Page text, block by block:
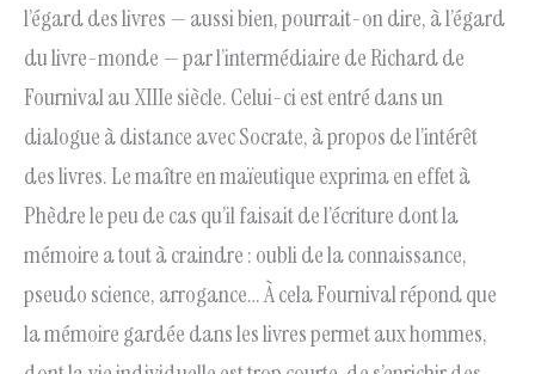
l’égard des livres — aussi bien, pourrait-on dire, à l’égard
du livre-monde — par l’intermédiaire de Richard de
Fournival au XIIIe siècle. Celui-ci est entré dans un
dialogue à distance avec Socrate, à propos de l’intérêt
des livres. Le maître en maïeutique exprima en effet à
Phèdre le peu de cas qu’il faisait de l’écriture dont la
mémoire a tout à craindre : oubli de la connaissance,
pseudo science, arrogance… À cela Fournival répond que
la mémoire gardée dans les livres permet aux hommes,